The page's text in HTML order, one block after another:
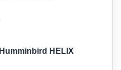
Humminbird HELIX